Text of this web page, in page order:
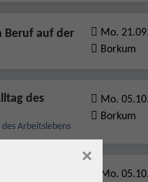
Beruf auf der
Mo.
Borkum
des
Arbeitslebens
Mo.
Borkum
Mo.
×